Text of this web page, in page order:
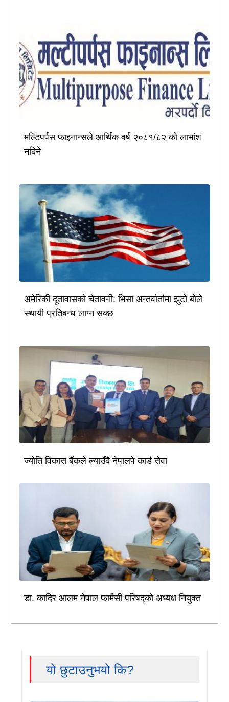
मल्टिपर्पस फाइनान्सले आर्थिक वर्ष २०८१/८२ को लाभांश
नदिने
अमेरिकी दूतावासको चेतावनी: भिसा अन्तर्वार्तामा झुटो बोले
स्थायी प्रतिबन्ध लाग्न सक्छ
ज्योति विकास बैंकले ल्याउँदै नेपालपे कार्ड सेवा
डा. कादिर आलम नेपाल फार्मेसी परिषद्को अध्यक्ष नियुक्त
यो छुटाउनुभयो कि?